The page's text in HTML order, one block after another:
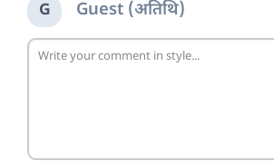
G Guest (अतिथि)